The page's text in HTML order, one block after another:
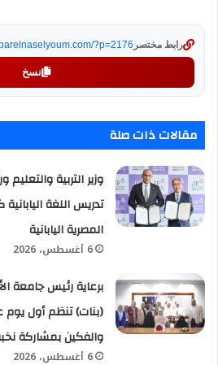
رابط مختصر ?p=2176
نسخ
مقالات ذات صلة
وزير التربية
تدريس اللغة
المصرية اليابانية
6 أغسطس، 2026
برعاية رئيس جامعة
(بنات) تنظم أول يوم
والفكين بمشاركة
6 أغسطس، 2026